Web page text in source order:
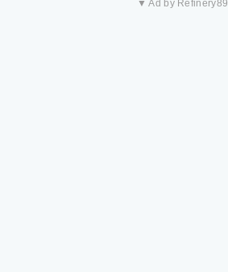
▼ Ad by Refinery89